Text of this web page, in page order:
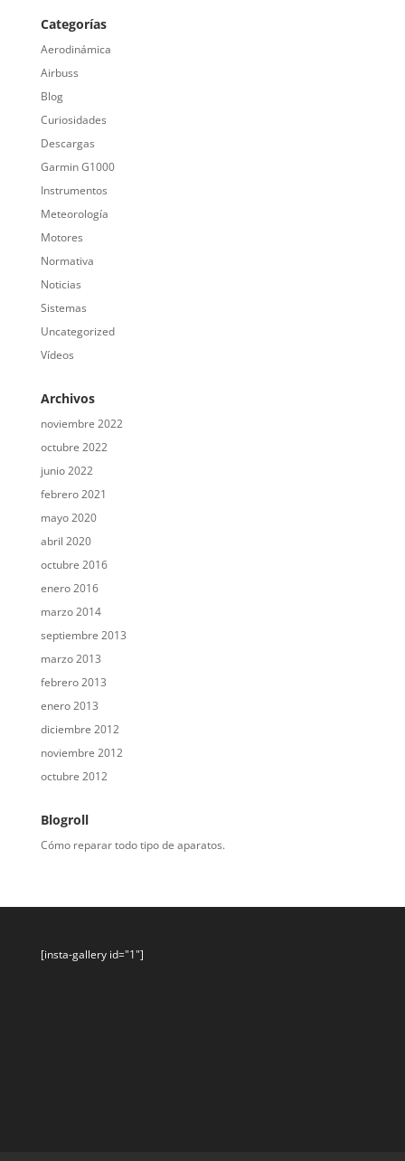
Categorías
Aerodinámica
Airbuss
Blog
Curiosidades
Descargas
Garmin G1000
Instrumentos
Meteorología
Motores
Normativa
Noticias
Sistemas
Uncategorized
Vídeos
Archivos
noviembre 2022
octubre 2022
junio 2022
febrero 2021
mayo 2020
abril 2020
octubre 2016
enero 2016
marzo 2014
septiembre 2013
marzo 2013
febrero 2013
enero 2013
diciembre 2012
noviembre 2012
octubre 2012
Blogroll
Cómo reparar todo tipo de aparatos.
[insta-gallery id="1"]